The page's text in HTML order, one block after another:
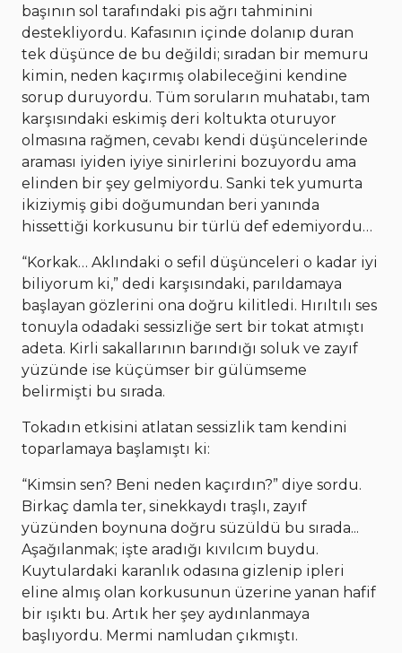
başının sol tarafındaki pis ağrı tahminini
destekliyordu. Kafasının içinde dolanıp duran
tek düşünce de bu değildi; sıradan bir memuru
kimin, neden kaçırmış olabileceğini kendine
sorup duruyordu. Tüm soruların muhatabı, tam
karşısındaki eskimiş deri koltukta oturuyor
olmasına rağmen, cevabı kendi düşüncelerinde
araması iyiden iyiye sinirlerini bozuyordu ama
elinden bir şey gelmiyordu. Sanki tek yumurta
ikiziymiş gibi doğumundan beri yanında
hissettiği korkusunu bir türlü def edemiyordu…
“Korkak… Aklındaki o sefil düşünceleri o kadar iyi
biliyorum ki,” dedi karşısındaki, parıldamaya
başlayan gözlerini ona doğru kilitledi. Hırıltılı ses
tonuyla odadaki sessizliğe sert bir tokat atmıştı
adeta. Kirli sakallarının barındığı soluk ve zayıf
yüzünde ise küçümser bir gülümseme
belirmişti bu sırada.
Tokadın etkisini atlatan sessizlik tam kendini
toparlamaya başlamıştı ki:
“Kimsin sen? Beni neden kaçırdın?” diye sordu.
Birkaç damla ter, sinekkaydı traşlı, zayıf
yüzünden boynuna doğru süzüldü bu sırada...
Aşağılanmak; işte aradığı kıvılcım buydu.
Kuytulardaki karanlık odasına gizlenip ipleri
eline almış olan korkusunun üzerine yanan hafif
bir ışıktı bu. Artık her şey aydınlanmaya
başlıyordu. Mermi namludan çıkmıştı.